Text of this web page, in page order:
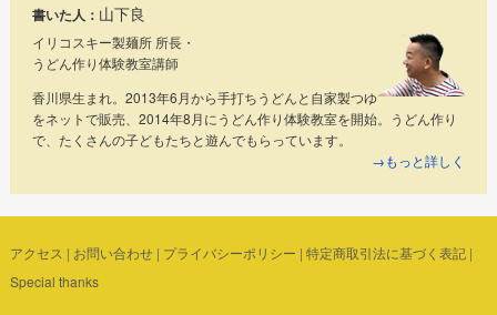
書いた人： 山下良
イリコスキー製麺所 所長・
うどん作り体験教室講師
香川県生まれ。2013年6月から手打ちうどんと自家製つゆ
をネットで販売、2014年8月にうどん作り体験教室を開始。うどん作り
で、たくさんの子どもたちと遊んでもらっています。
→もっと詳しく
アクセス | お問い合わせ| プライバシーポリシー | 特定商取引法に基づく表記|
Special thanks